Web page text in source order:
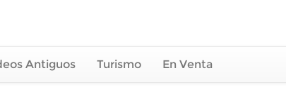
Antiguos Turismo En Venta